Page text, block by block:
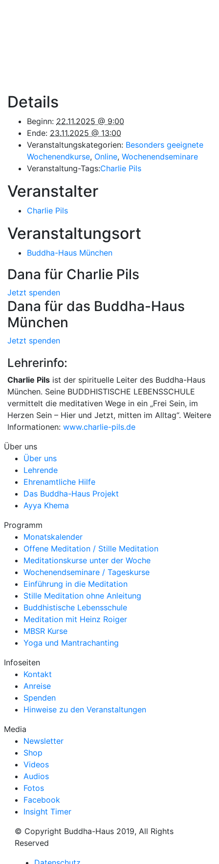
Details
Beginn: 22.11.2025 @ 9:00
Ende: 23.11.2025 @ 13:00
Veranstaltungskategorien: Besonders geeignete
Wochenendkurse, Online, Wochenendseminare
Veranstaltung-Tags:Charlie Pils
Veranstalter
Charlie Pils
Veranstaltungsort
Buddha-Haus München
Dana für Charlie Pils
Jetzt spenden
Dana für das Buddha-Haus
München
Jetzt spenden
Lehrerinfo:
Charlie Pils ist der spirituelle Leiter des Buddha-Haus
München. Seine BUDDHISTISCHE LEBENSSCHULE
vermittelt die meditativen Wege in ein „Frei Sein, im
Herzen Sein – Hier und Jetzt, mitten im Alltag“. Weitere
Informationen: www.charlie-pils.de
Über uns
Über uns
Lehrende
Ehrenamtliche Hilfe
Das Buddha-Haus Projekt
Ayya Khema
Programm
Monatskalender
Offene Meditation / Stille Meditation
Meditationskurse unter der Woche
Wochenendseminare / Tageskurse
Einführung in die Meditation
Stille Meditation ohne Anleitung
Buddhistische Lebensschule
Meditation mit Heinz Roiger
MBSR Kurse
Yoga und Mantrachanting
Infoseiten
Kontakt
Anreise
Spenden
Hinweise zu den Veranstaltungen
Media
Newsletter
Shop
Videos
Audios
Fotos
Facebook
Insight Timer
© Copyright Buddha-Haus 2019, All Rights
Reserved